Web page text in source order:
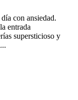
con ansiedad.
entrada
supersticioso y